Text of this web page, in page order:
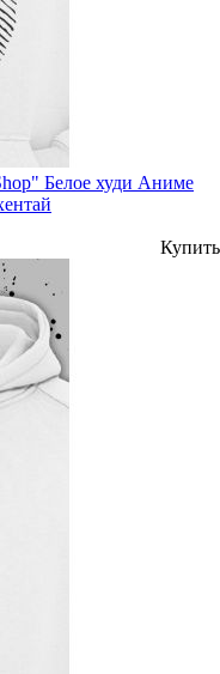
Белое худи Аниме
Купить